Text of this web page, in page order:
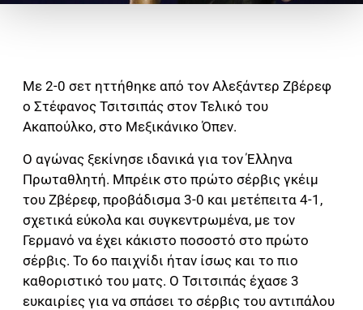
Με 2-0 σετ ηττήθηκε από τον Αλεξάντερ Ζβέρεφ
ο Στέφανος Τσιτσιπάς στον Τελικό του
Ακαπούλκο, στο Μεξικάνικο Όπεν.
Ο αγώνας ξεκίνησε ιδανικά για τον Έλληνα
Πρωταθλητή. Μπρέικ στο πρώτο σέρβις γκέιμ
του Ζβέρεφ, προβάδισμα 3-0 και μετέπειτα 4-1,
σχετικά εύκολα και συγκεντρωμένα, με τον
Γερμανό να έχει κάκιστο ποσοστό στο πρώτο
σέρβις. Το 6ο παιχνίδι ήταν ίσως και το πιο
καθοριστικό του ματς. Ο Τσιτσιπάς έχασε 3
ευκαιρίες για να σπάσει το σέρβις του αντιπάλου